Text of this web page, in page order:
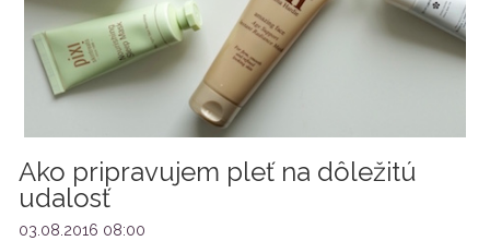
Ako pripravujem pleť na dôležitú
udalosť
03.08.2016 08:00